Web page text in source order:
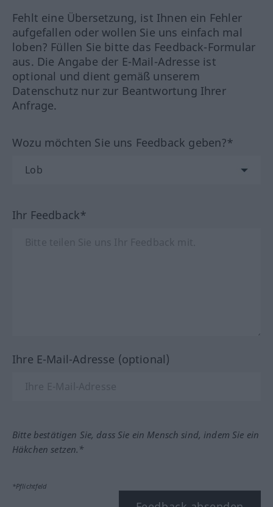
Fehlt eine Übersetzung, ist Ihnen ein Fehler
aufgefallen oder wollen Sie uns einfach mal
loben? Füllen Sie bitte das Feedback-Formular
aus. Die Angabe der E-Mail-Adresse ist
optional und dient gemäß unserem
Datenschutz nur zur Beantwortung Ihrer
Anfrage.
Wozu möchten Sie uns Feedback geben?*
Ihr Feedback*
Ihre E-Mail-Adresse (optional)
Bitte bestätigen Sie, dass Sie ein Mensch sind, indem Sie ein
Häkchen setzen.*
*Pflichtfeld